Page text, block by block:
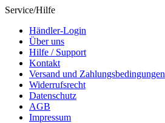
Service/Hilfe
Händler-Login
Über uns
Hilfe / Support
Kontakt
Versand und Zahlungsbedingungen
Widerrufsrecht
Datenschutz
AGB
Impressum